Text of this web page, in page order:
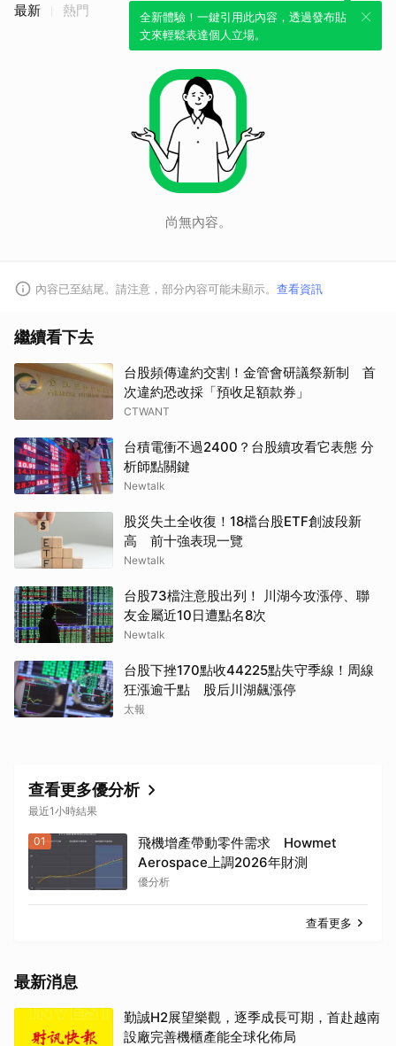
全新體驗！一鍵引用此內容，透過發布貼
文來輕鬆表達個人立場。
最新 熱門
尚無內容。
內容已至結尾。請注意，部分內容可能未顯示。 查看資訊
繼續看下去
台股頻傳違約交割！金管會研議祭新制 首
次違約恐改採「預收足額款券」
CTWANT
台積電衝不過2400？台股續攻看它表態 分
析師點關鍵
Newtalk
股災失土全收復！18檔台股ETF創波段新
高 前十強表現一覽
Newtalk
台股73檔注意股出列！ 川湖今攻漲停、聯
友金屬近10日遭點名8次
Newtalk
台股下挫170點收44225點失守季線！周線
狂漲逾千點 股后川湖飆漲停
太報
查看更多優分析
最近1小時結果
01
飛機增產帶動零件需求 Howmet
Aerospace上調2026年財測
優分析
查看更多
最新消息
勤誠H2展望樂觀，逐季成長可期，首赴越南
設廠完善機櫃產能全球化佈局
取消